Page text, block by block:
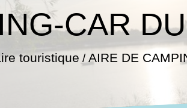
CAR
touristique / AIRE DE